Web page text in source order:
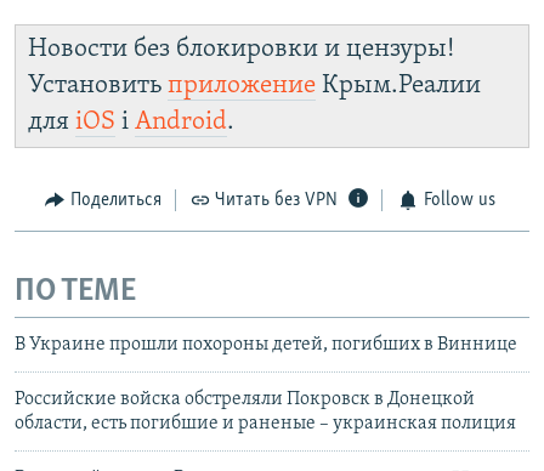
Новости без блокировки и цензуры!
Установить приложение Крым.Реалии
для iOS і Android.
Поделиться Читать без VPN Follow us
ПО ТЕМЕ
В Украине прошли похороны детей, погибших в Виннице
Российские войска обстреляли Покровск в Донецкой
области, есть погибшие и раненые – украинская полиция